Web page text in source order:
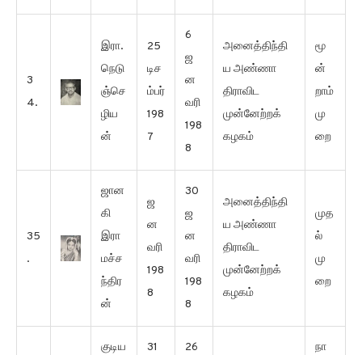
3
4.
இரா.
நெடு
ஞ்செ
ழிய
ன்
25
டிச
ம்பர்
198
7
6
ஜ
ன
வரி
198
8
அனைத்திந்தி
ய அண்ணா
திராவிட
முன்னேற்றக்
கழகம்
மூ
ன்
றாம்
மு
றை
35
.
ஜான
கி
இரா
மச்ச
ந்திர
ன்
ஜ
ன
வரி
198
8
30
ஜ
ன
வரி
198
8
அனைத்திந்தி
ய அண்ணா
திராவிட
முன்னேற்றக்
கழகம்
முத
ல்
மு
றை
குடிய
31
26
நா